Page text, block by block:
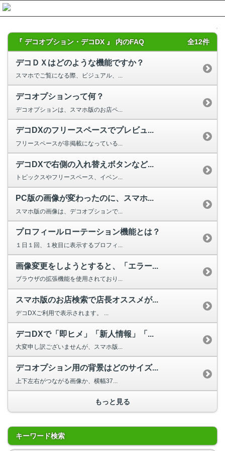
『 デコオプション・デコDX 』 内のFAQ 全12件
デコＤＸはどのような機能ですか？
スマホでご覧になる際、ビジュアル、...
デコオプションって何？
デコオプションは、スマホ版のお店ペ...
デコDXのフリースペースでプレビュ...
フリースペースが非掲載になっている...
デコDXで右側の入れ替えボタンなど...
トピックスやフリースペース、イベン...
PC版の画像が変わったのに、スマホ...
スマホ版の画像は、デコオプションで...
プロフィールローテーション機能とは？
１日１回、１枚目に表示するプロフィ...
画像変更をしようとすると、「エラー...
ブラウザの拡張機能を使用されており...
スマホ版のお店検索で店長オススメが...
デコDXご利用で表示されます。 ...
デコDXで「即ヒメ」「新人情報」「...
大変申し訳ございませんが、スマホ版...
デコオプション用の背景はどのサイズ...
上下左右がつながる画像か、横幅37...
もっと見る
キーワード検索